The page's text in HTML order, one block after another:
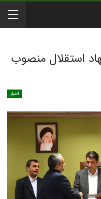
استقلال منصوب
اخبار